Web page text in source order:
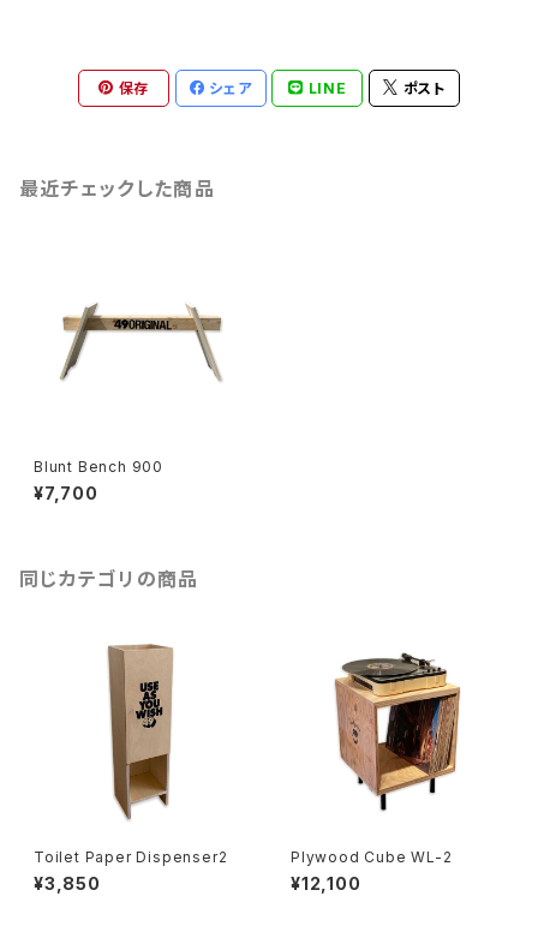
保存 シェア LINE ポスト
最近チェックした商品
Blunt Bench 900
¥7,700
同じカテゴリの商品
Toilet Paper Dispenser2
¥3,850
Plywood Cube WL-2
¥12,100